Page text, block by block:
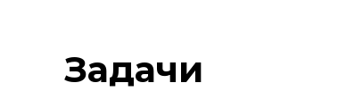
Задачи